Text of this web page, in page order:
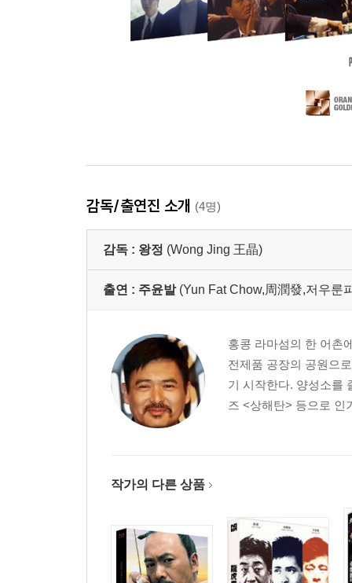
감독/출연진 소개 (4명)
감독 : 왕정 (Wong Jing 王晶)
출연 : 주윤발 (Yun Fat Chow,周潤發,저우룬
홍콩 라마섬의 한 어촌
전제품 공장의 공원으
기 시작한다. 양성소를
즈 <상해탄> 등으로 인
작가의 다른 상품